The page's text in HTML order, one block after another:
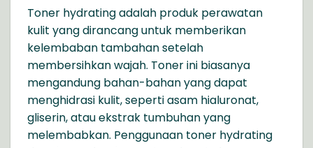
Toner hydrating adalah produk perawatan
kulit yang dirancang untuk memberikan
kelembaban tambahan setelah
membersihkan wajah. Toner ini biasanya
mengandung bahan-bahan yang dapat
menghidrasi kulit, seperti asam hialuronat,
gliserin, atau ekstrak tumbuhan yang
melembabkan. Penggunaan toner hydrating